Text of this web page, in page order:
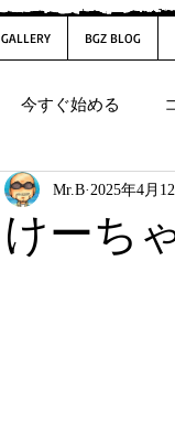
GALLERY BGZ BLOG
今すぐ始める
けーち
Mr.B 2025年4月